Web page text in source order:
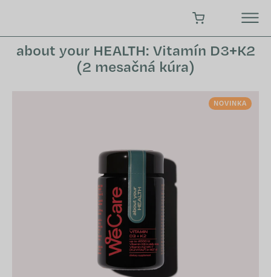
obsah
NÁKUPNÝ KOŠÍK
about your HEALTH: Vitamín D3+K2
(2 mesačná kúra)
NOVINKA